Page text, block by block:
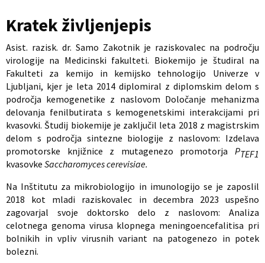
Kratek življenjepis
Asist. razisk. dr. Samo Zakotnik je raziskovalec na področju
virologije na Medicinski fakulteti. Biokemijo je študiral na
Fakulteti za kemijo in kemijsko tehnologijo Univerze v
Ljubljani, kjer je leta 2014 diplomiral z diplomskim delom s
področja kemogenetike z naslovom Določanje mehanizma
delovanja fenilbutirata s kemogenetskimi interakcijami pri
kvasovki. Študij biokemije je zaključil leta 2018 z magistrskim
delom s področja sintezne biologije z naslovom: Izdelava
promotorske knjižnice z mutagenezo promotorja PTEF1
kvasovke Saccharomyces cerevisiae.
Na Inštitutu za mikrobiologijo in imunologijo se je zaposlil
2018 kot mladi raziskovalec in decembra 2023 uspešno
zagovarjal svoje doktorsko delo z naslovom: Analiza
celotnega genoma virusa klopnega meningoencefalitisa pri
bolnikih in vpliv virusnih variant na patogenezo in potek
bolezni.